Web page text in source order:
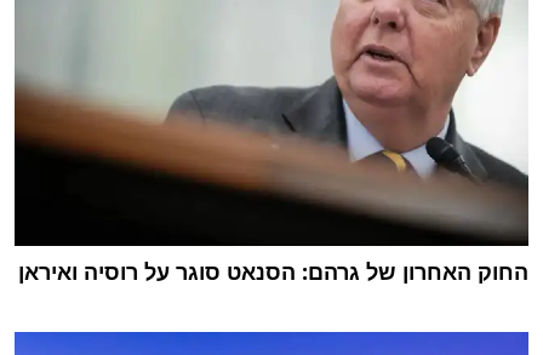
החוק האחרון של גרהם: הסנאט סוגר על רוסיה ואיראן